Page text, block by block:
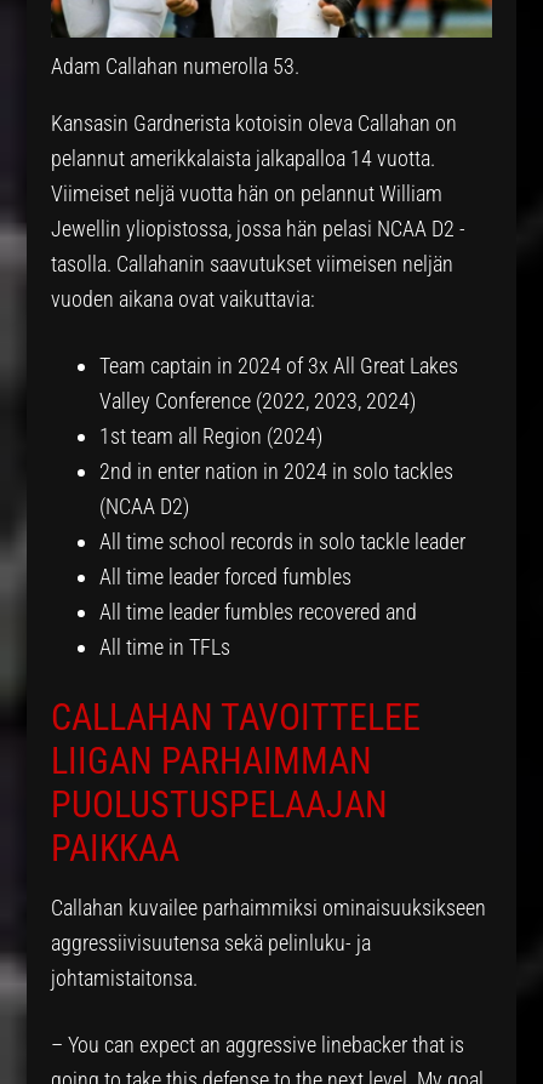
Adam Callahan numerolla 53.
Kansasin Gardnerista kotoisin oleva Callahan on
pelannut amerikkalaista jalkapalloa 14 vuotta.
Viimeiset neljä vuotta hän on pelannut William
Jewellin yliopistossa, jossa hän pelasi NCAA D2 -
tasolla. Callahanin saavutukset viimeisen neljän
vuoden aikana ovat vaikuttavia:
Team captain in 2024 of 3x All Great Lakes
Valley Conference (2022, 2023, 2024)
1st team all Region (2024)
2nd in enter nation in 2024 in solo tackles
(NCAA D2)
All time school records in solo tackle leader
All time leader forced fumbles
All time leader fumbles recovered and
All time in TFLs
CALLAHAN TAVOITTELEE
LIIGAN PARHAIMMAN
PUOLUSTUSPELAAJAN
PAIKKAA
Callahan kuvailee parhaimmiksi ominaisuuksikseen
aggressiivisuutensa sekä pelinluku- ja
johtamistaitonsa.
– You can expect an aggressive linebacker that is